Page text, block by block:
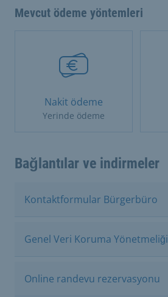
Mevcut ödeme yöntemleri
Nakit ödeme
Yerinde ödeme
Bağlantılar ve indirmeler
Kontaktformular Bürgerbüro
Genel Veri Koruma Yönetmeliği
Online randevu rezervasyonu